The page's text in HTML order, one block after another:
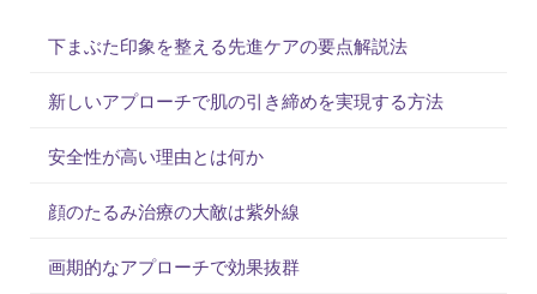
下まぶた印象を整える先進ケアの要点解説法
新しいアプローチで肌の引き締めを実現する方法
安全性が高い理由とは何か
顔のたるみ治療の大敵は紫外線
画期的なアプローチで効果抜群